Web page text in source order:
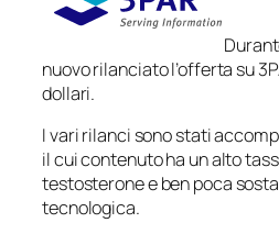
nuovo rilanciato l’offerta su
dollari.
I vari rilanci sono stati
il cui contenuto ha un alto
testosterone e ben poca
tecnologica.